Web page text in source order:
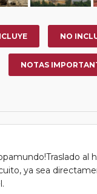
NO
NOTAS
al
ya sea